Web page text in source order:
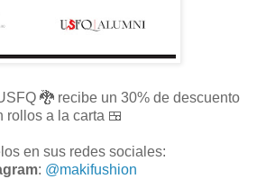
🐉 recibe un 30% de descuento
rollos a la carta 🍱
en sus redes sociales:
: @makifushion